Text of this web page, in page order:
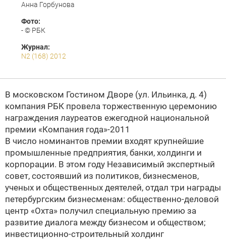
Анна Горбунова
Фото:
- © РБК
Журнал:
N2 (168) 2012
В московском Гостином Дворе (ул. Ильинка, д. 4)
компания РБК провела торжественную церемонию
награждения лауреатов ежегодной национальной
премии «Компания года»-2011
В число номинантов премии входят крупнейшие
промышленные предприятия, банки, холдинги и
корпорации. В этом году Независимый экспертный
совет, состоявший из политиков, бизнесменов,
ученых и общественных деятелей, отдал три награды
петербургским бизнесменам: общественно-деловой
центр «Охта» получил специальную премию за
развитие диалога между бизнесом и обществом;
инвестиционно-строительный холдинг